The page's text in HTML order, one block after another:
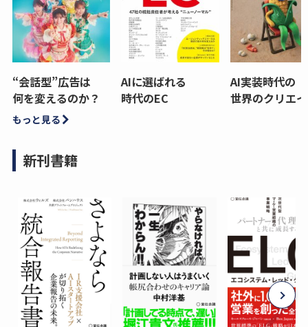
“会話型”広告は
何を変えるのか？
AIに選ばれる
時代のEC
AI実装時代の
世界のクリエ
もっと見る
新刊書籍